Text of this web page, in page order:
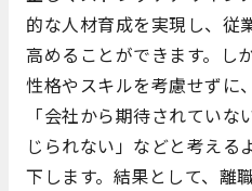
的な人材育成を実現し、従
高めることができます。し
性格やスキルを考慮せずに
「会社から期待されてい
じられない」などと考える
下します。結果として、離